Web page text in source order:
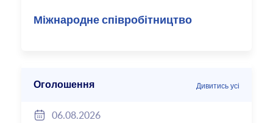
Міжнародне співробітництво
Оголошення Дивитись усі
06.08.2026